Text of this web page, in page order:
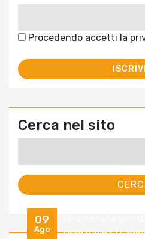
Procedendo accetti la
Cerca nel sito
09
Ago
ricordare i